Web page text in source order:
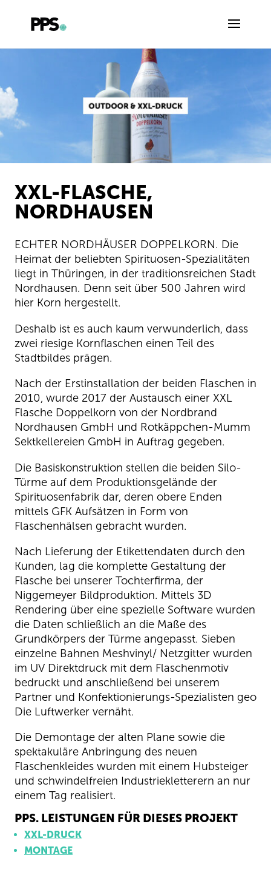
XXL-FLASCHE,
NORDHAUSEN
ECHTER NORDHÄUSER DOPPELKORN. Die
Heimat der beliebten Spirituosen-Spezialitäten
liegt in Thüringen, in der traditionsreichen Stadt
Nordhausen. Denn seit über 500 Jahren wird
hier Korn hergestellt.
Deshalb ist es auch kaum verwunderlich, dass
zwei riesige Kornflaschen einen Teil des
Stadtbildes prägen.
Nach der Erstinstallation der beiden Flaschen in
2010, wurde 2017 der Austausch einer XXL
Flasche Doppelkorn von der Nordbrand
Nordhausen GmbH und Rotkäppchen-Mumm
Sektkellereien GmbH in Auftrag gegeben.
Die Basiskonstruktion stellen die beiden Silo-
Türme auf dem Produktionsgelände der
Spirituosenfabrik dar, deren obere Enden
mittels GFK Aufsätzen in Form von
Flaschenhälsen gebracht wurden.
Nach Lieferung der Etikettendaten durch den
Kunden, lag die komplette Gestaltung der
Flasche bei unserer Tochterfirma, der
Niggemeyer Bildproduktion. Mittels 3D
Rendering über eine spezielle Software wurden
die Daten schließlich an die Maße des
Grundkörpers der Türme angepasst. Sieben
einzelne Bahnen Meshvinyl/ Netzgitter wurden
im UV Direktdruck mit dem Flaschenmotiv
bedruckt und anschließend bei unserem
Partner und Konfektionierungs-Spezialisten geo
Die Luftwerker vernäht.
Die Demontage der alten Plane sowie die
spektakuläre Anbringung des neuen
Flaschenkleides wurden mit einem Hubsteiger
und schwindelfreien Industriekletterern an nur
einem Tag realisiert.
PPS. LEISTUNGEN FÜR DIESES PROJEKT
XXL-DRUCK
MONTAGE